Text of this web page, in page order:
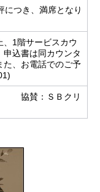
つき、満席となり
1階サービスカウ
申込書は同カウンタ
た、お電話でのご予
協賛：ＳＢクリ